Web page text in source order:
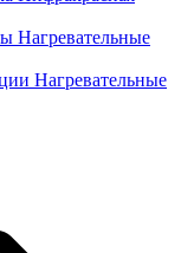
Нагревательные
Нагревательные